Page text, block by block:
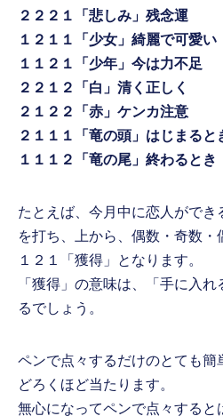
２２２１「悲しみ」残念運
１２１１「少女」綺麗で可愛い
１１２１「少年」今は力不足
２２１２「白」清く正しく
２１２２「赤」ケンカ注意
２１１１「竜の頭」はじまると
１１１２「竜の尾」終わるとき
たとえば、今月中に恋人ができ
を打ち、上から、偶数・奇数・
１２１「獲得」となります。
「獲得」の意味は、「手に入
るでしょう。
ペンで点々するだけのとても簡
どろくほど当たります。
無心になってペンで点々すると